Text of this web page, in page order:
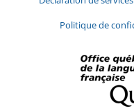
Politique de